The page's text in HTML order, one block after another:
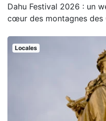
Dahu Festival 2026 : un
cœur des montagnes des
Locales